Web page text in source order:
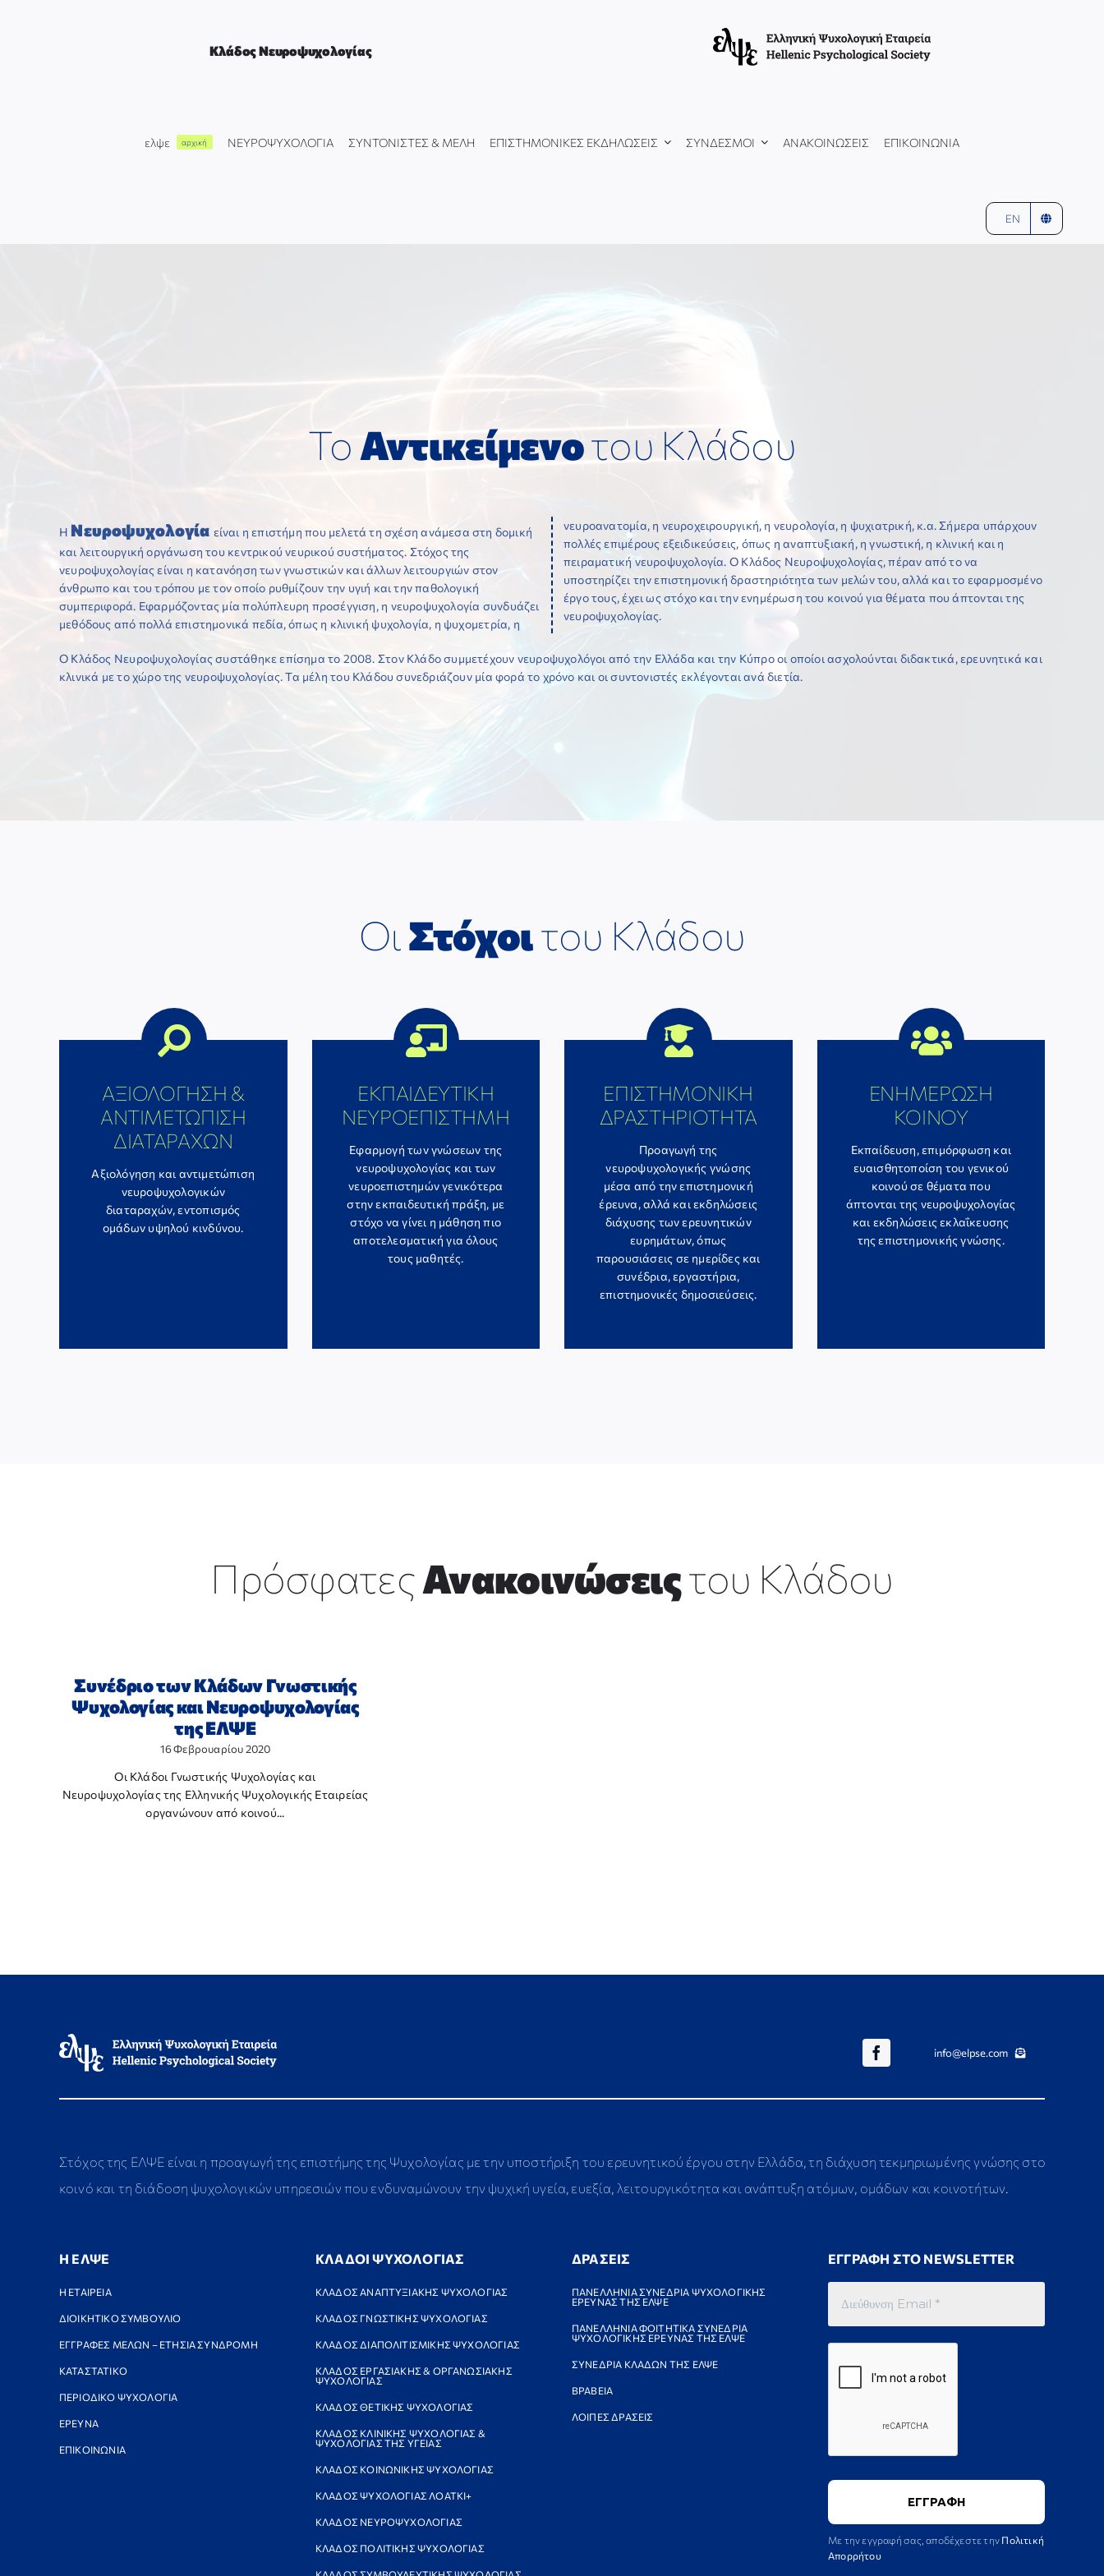
Κλάδος Νευροψυχολογίας
ελψε αρχική ΝΕΥΡΟΨΥΧΟΛΟΓΙΑ ΣΥΝΤΟΝΙΣΤΕΣ & ΜΕΛΗ ΕΠΙΣΤΗΜΟΝΙΚΕΣ ΕΚΔΗΛΩΣΕΙΣ ΣΥΝΔΕΣΜΟΙ ΑΝΑΚΟΙΝΩΣΕΙΣ ΕΠΙΚΟΙΝΩΝΙΑ
EN
Το Αντικείμενοτου Κλάδου
Η Νευροψυχολογία είναι η επιστήμη που μελετά τη σχέση ανάμεσα στη δομική
και λειτουργική οργάνωση του κεντρικού νευρικού συστήματος. Στόχος της
νευροψυχολογίας είναι η κατανόηση των γνωστικών και άλλων λειτουργιών στον
άνθρωπο και του τρόπου με τον οποίο ρυθμίζουν την υγιή και την παθολογική
συμπεριφορά. Εφαρμόζοντας μία πολύπλευρη προσέγγιση, η νευροψυχολογία συνδυάζει
μεθόδους από πολλά επιστημονικά πεδία, όπως η κλινική ψυχολογία, η ψυχομετρία, η
νευροανατομία, η νευροχειρουργική, η νευρολογία, η ψυχιατρική, κ.α. Σήμερα υπάρχουν
πολλές επιμέρους εξειδικεύσεις, όπως η αναπτυξιακή, η γνωστική, η κλινική και η
πειραματική νευροψυχολογία. Ο Κλάδος Νευροψυχολογίας, πέραν από το να
υποστηρίζει την επιστημονική δραστηριότητα των μελών του, αλλά και το εφαρμοσμένο
έργο τους, έχει ως στόχο και την ενημέρωση του κοινού για θέματα που άπτονται της
νευροψυχολογίας.
Ο Κλάδος Νευροψυχολογίας συστάθηκε επίσημα το 2008. Στον Κλάδο συμμετέχουν νευροψυχολόγοι από την Ελλάδα και την Κύπρο οι οποίοι ασχολούνται διδακτικά, ερευνητικά και
κλινικά με το χώρο της νευροψυχολογίας. Τα μέλη του Κλάδου συνεδριάζουν μία φορά το χρόνο και οι συντονιστές εκλέγονται ανά διετία.
Οι Στόχοιτου Κλάδου
ΑΞΙΟΛΟΓΗΣΗ &
ΑΝΤΙΜΕΤΩΠΙΣΗ
ΔΙΑΤΑΡΑΧΩΝ
Αξιολόγηση και αντιμετώπιση
νευροψυχολογικών
διαταραχών, εντοπισμός
ομάδων υψηλού κινδύνου.
ΕΚΠΑΙΔΕΥΤΙΚΗ
ΝΕΥΡΟΕΠΙΣΤΗΜΗ
Εφαρμογή των γνώσεων της
νευροψυχολογίας και των
νευροεπιστημών γενικότερα
στην εκπαιδευτική πράξη, με
στόχο να γίνει η μάθηση πιο
αποτελεσματική για όλους
τους μαθητές.
ΕΠΙΣΤΗΜΟΝΙΚΗ
ΔΡΑΣΤΗΡΙΟΤΗΤΑ
Προαγωγή της
νευροψυχολογικής γνώσης
μέσα από την επιστημονική
έρευνα, αλλά και εκδηλώσεις
διάχυσης των ερευνητικών
ευρημάτων, όπως
παρουσιάσεις σε ημερίδες και
συνέδρια, εργαστήρια,
επιστημονικές δημοσιεύσεις.
ΕΝΗΜΕΡΩΣΗ
ΚΟΙΝΟΥ
Εκπαίδευση, επιμόρφωση και
ευαισθητοποίση του γενικού
κοινού σε θέματα που
άπτονται της νευροψυχολογίας
και εκδηλώσεις εκλαΐκευσης
της επιστημονικής γνώσης.
ΠρόσφατεςΑνακοινώσειςτου Κλάδου
Συνέδριο των Κλάδων Γνωστικής
Ψυχολογίας και Νευροψυχολογίας
της ΕΛΨΕ
16 Φεβρουαρίου 2020
Οι Κλάδοι Γνωστικής Ψυχολογίας και
Νευροψυχολογίας της Ελληνικής Ψυχολογικής Εταιρείας
οργανώνουν από κοινού...
info@elpse.com
Στόχος της ΕΛΨΕ είναι η προαγωγή της επιστήμης της Ψυχολογίας με την υποστήριξη του ερευνητικού έργου στην Ελλάδα, τη διάχυση τεκμηριωμένης γνώσης στο
κοινό και τη διάδοση ψυχολογικών υπηρεσιών που ενδυναμώνουν την ψυχική υγεία, ευεξία, λειτουργικότητα και ανάπτυξη ατόμων, ομάδων και κοινοτήτων.
Η ΕΛΨΕ
Η ΕΤΑΙΡΕΙΑ
ΔΙΟΙΚΗΤΙΚΟ ΣΥΜΒΟΥΛΙΟ
ΕΓΓΡΑΦΕΣ ΜΕΛΩΝ – ΕΤΗΣΙΑ ΣΥΝΔΡΟΜΗ
ΚΑΤΑΣΤΑΤΙΚΟ
ΠΕΡΙΟΔΙΚΟ ΨΥΧΟΛΟΓΙΑ
ΕΡΕΥΝΑ
ΕΠΙΚΟΙΝΩΝΙΑ
ΚΛΑΔΟΙ ΨΥΧΟΛΟΓΙΑΣ
ΚΛΑΔΟΣ ΑΝΑΠΤΥΞΙΑΚΗΣ ΨΥΧΟΛΟΓΙΑΣ
ΚΛΑΔΟΣ ΓΝΩΣΤΙΚΗΣ ΨΥΧΟΛΟΓΙΑΣ
ΚΛΑΔΟΣ ΔΙΑΠΟΛΙΤΙΣΜΙΚΗΣ ΨΥΧΟΛΟΓΙΑΣ
ΚΛΑΔΟΣ ΕΡΓΑΣΙΑΚΗΣ & ΟΡΓΑΝΩΣΙΑΚΗΣ
ΨΥΧΟΛΟΓΙΑΣ
ΚΛΑΔΟΣ ΘΕΤΙΚΗΣ ΨΥΧΟΛΟΓΙΑΣ
ΚΛΑΔΟΣ ΚΛΙΝΙΚΗΣ ΨΥΧΟΛΟΓΙΑΣ &
ΨΥΧΟΛΟΓΙΑΣ ΤΗΣ ΥΓΕΙΑΣ
ΚΛΑΔΟΣ ΚΟΙΝΩΝΙΚΗΣ ΨΥΧΟΛΟΓΙΑΣ
ΚΛΑΔΟΣ ΨΥΧΟΛΟΓΙΑΣ ΛΟΑΤΚΙ+
ΚΛΑΔΟΣ ΝΕΥΡΟΨΥΧΟΛΟΓΙΑΣ
ΚΛΑΔΟΣ ΠΟΛΙΤΙΚΗΣ ΨΥΧΟΛΟΓΙΑΣ
ΔΡΑΣΕΙΣ
ΠΑΝΕΛΛΗΝΙΑ ΣΥΝΕΔΡΙΑ ΨΥΧΟΛΟΓΙΚΗΣ
ΕΡΕΥΝΑΣ ΤΗΣ ΕΛΨΕ
ΠΑΝΕΛΛΗΝΙΑ ΦΟΙΤΗΤΙΚΑ ΣΥΝΕΔΡΙΑ
ΨΥΧΟΛΟΓΙΚΗΣ ΕΡΕΥΝΑΣ ΤΗΣ ΕΛΨΕ
ΣΥΝΕΔΡΙΑ ΚΛΑΔΩΝ ΤΗΣ ΕΛΨΕ
ΒΡΑΒΕΙΑ
ΛΟΙΠΕΣ ΔΡΑΣΕΙΣ
ΕΓΓΡΑΦΗ ΣΤΟ NEWSLETTER
Με την εγγραφή σας, αποδέχεστε την Πολιτική
Απορρήτου